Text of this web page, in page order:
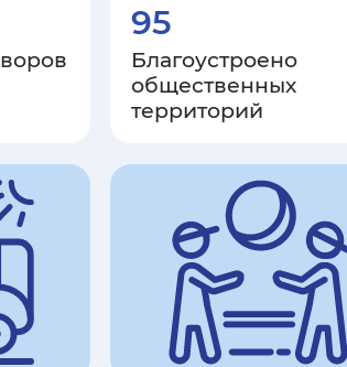
95
Благоустроено
общественных
территорий